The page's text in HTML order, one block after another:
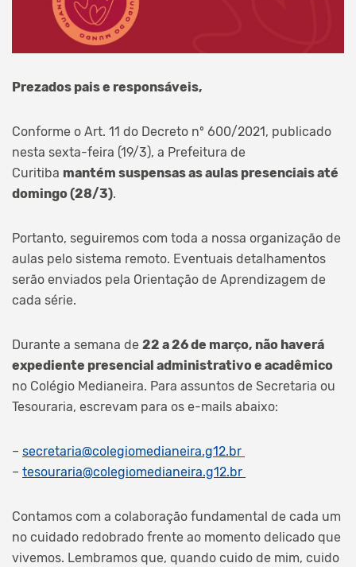
Prezados pais e responsáveis,
Conforme o Art. 11 do Decreto nº 600/2021, publicado
nesta sexta-feira (19/3), a Prefeitura de
Curitiba mantém suspensas as aulas presenciais até
domingo (28/3).
Portanto, seguiremos com toda a nossa organização de
aulas pelo sistema remoto. Eventuais detalhamentos
serão enviados pela Orientação de Aprendizagem de
cada série.
Durante a semana de 22 a 26 de março, não haverá
expediente presencial administrativo e acadêmico
no Colégio Medianeira. Para assuntos de Secretaria ou
Tesouraria, escrevam para os e-mails abaixo:
– secretaria@colegiomedianeira.g12.br
– tesouraria@colegiomedianeira.g12.br
Contamos com a colaboração fundamental de cada um
no cuidado redobrado frente ao momento delicado que
vivemos. Lembramos que, quando cuido de mim, cuido